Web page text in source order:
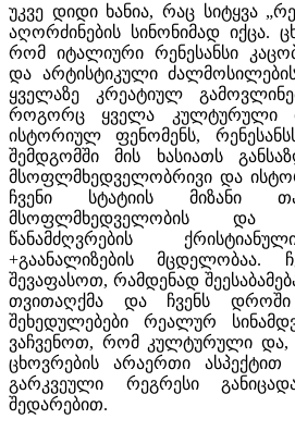
უკვე დიდი ხანია, რაც სიტყვა
აღორძინების სინონიმად იქცა.
რომ იტალიური რენესანსი
და არტისტიკული
ყველაზე კრეატიულ
როგორც ყველა კულტურული
ისტორიულ ფენომენს,
შემდგომში მის ხასიათს
მსოფლმხედველობრივი და
ჩვენი სტატიის მიზანი
მსოფლმხედველობის და
წანამძღვრების
+გაანალიზების მცდელობაა.
შევაფასოთ, რამდენად
თვითაღქმა და ჩვენს დროში
შეხედულებები რეალურ
ვაჩვენოთ, რომ კულტურული და,
ცხოვრების არაერთი ასპექტით
გარკვეული რეგრესი
შედარებით.